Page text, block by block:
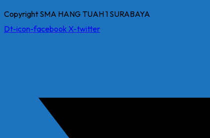
Copyright SMA HANG TUAH 1 SURABAYA
Dt-icon-facebook X-twitter